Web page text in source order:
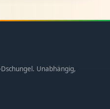
Unabhängig,